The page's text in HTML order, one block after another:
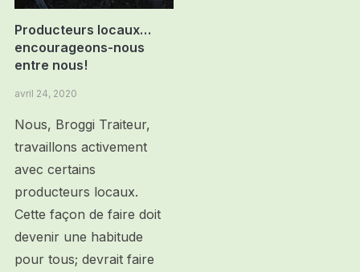
Producteurs locaux…
encourageons-nous
entre nous!
avril 24, 2020
Nous, Broggi Traiteur,
travaillons activement
avec certains
producteurs locaux.
Cette façon de faire doit
devenir une habitude
pour tous; devrait faire